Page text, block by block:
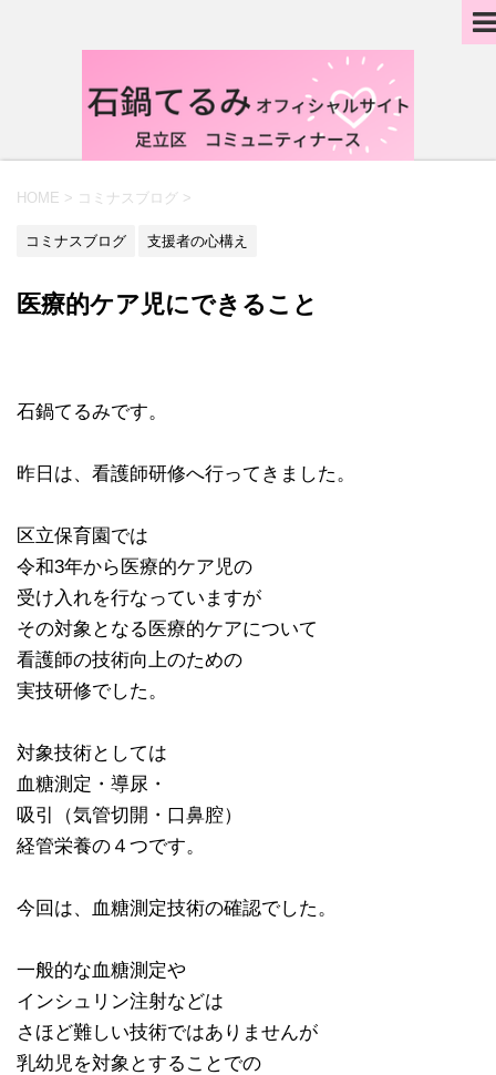
HOME > コミナスブログ >
コミナスブログ 支援者の心構え
医療的ケア児にできること
石鍋てるみです。
昨日は、看護師研修へ行ってきました。
区立保育園では
令和3年から医療的ケア児の
受け入れを行なっていますが
その対象となる医療的ケアについて
看護師の技術向上のための
実技研修でした。
対象技術としては
血糖測定・導尿・
吸引（気管切開・口鼻腔）
経管栄養の４つです。
今回は、血糖測定技術の確認でした。
一般的な血糖測定や
インシュリン注射などは
さほど難しい技術ではありませんが
乳幼児を対象とすることでの